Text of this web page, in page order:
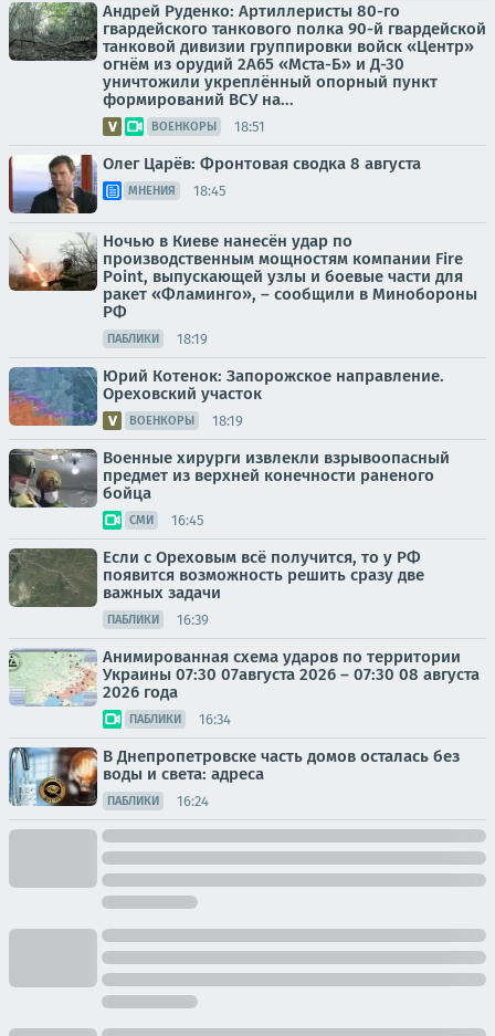
Андрей Руденко: Артиллеристы 80-го
гвардейского танкового полка 90-й гвардейской
танковой дивизии группировки войск «Центр»
огнём из орудий 2А65 «Мста-Б» и Д-30
уничтожили укреплённый опорный пункт
формирований ВСУ на...
ВОЕНКОРЫ 18:51
Олег Царёв: Фронтовая сводка 8 августа
МНЕНИЯ 18:45
Ночью в Киеве нанесён удар по
производственным мощностям компании Fire
Point, выпускающей узлы и боевые части для
ракет «Фламинго», – сообщили в Минобороны
РФ
ПАБЛИКИ 18:19
Юрий Котенок: Запорожское направление.
Ореховский участок
ВОЕНКОРЫ 18:19
Военные хирурги извлекли взрывоопасный
предмет из верхней конечности раненого
бойца
СМИ 16:45
Если с Ореховым всё получится, то у РФ
появится возможность решить сразу две
важных задачи
ПАБЛИКИ 16:39
Анимированная схема ударов по территории
Украины 07:30 07августа 2026 – 07:30 08 августа
2026 года
ПАБЛИКИ 16:34
В Днепропетровске часть домов осталась без
воды и света: адреса
ПАБЛИКИ 16:24